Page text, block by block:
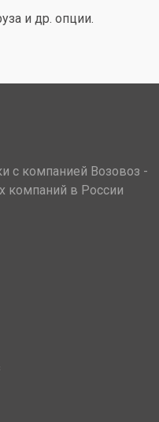
и др. опции.
с компанией Возовоз -
компаний в России